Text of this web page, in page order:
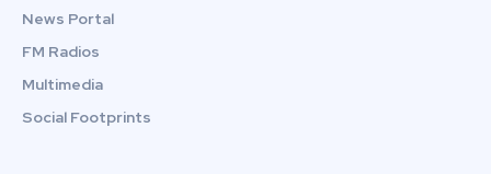
News Portal
FM Radios
Multimedia
Social Footprints